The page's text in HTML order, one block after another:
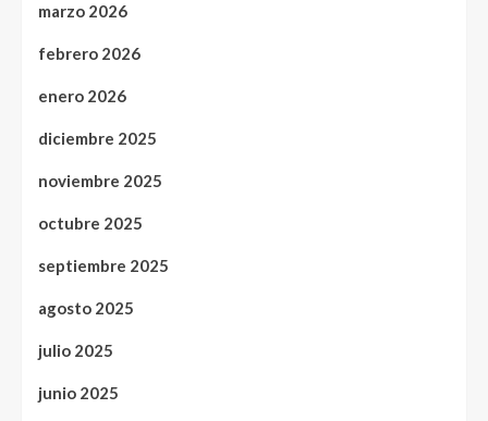
marzo 2026
febrero 2026
enero 2026
diciembre 2025
noviembre 2025
octubre 2025
septiembre 2025
agosto 2025
julio 2025
junio 2025